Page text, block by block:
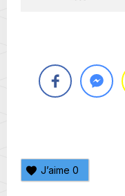
J’aime 0